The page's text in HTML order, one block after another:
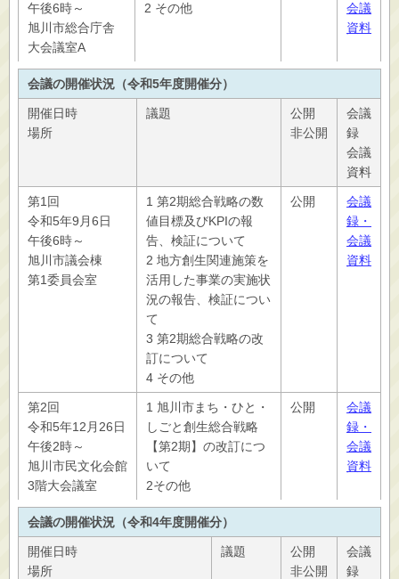
午後6時～
旭川市総合庁舎
大会議室A
2 その他
会議
資料
会議の開催状況（令和5年度開催分）
開催日時
場所
議題
公開
非公開
会議
録
会議
資料
第1回
令和5年9月6日
午後6時～
旭川市議会棟
第1委員会室
1 第2期総合戦略の数
値目標及びKPIの報
告、検証について
2 地方創生関連施策を
活用した事業の実施状
況の報告、検証につい
て
3 第2期総合戦略の改
訂について
4 その他
公開
会議
録・
会議
資料
第2回
令和5年12月26日
午後2時～
旭川市民文化会館
3階大会議室
1 旭川市まち・ひと・
しごと創生総合戦略
【第2期】の改訂につ
いて
2その他
公開
会議
録・
会議
資料
会議の開催状況（令和4年度開催分）
開催日時
場所
議題
公開
非公開
会議
録